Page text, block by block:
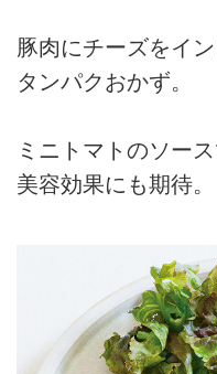
豚肉にチーズをイ
タンパクおかず。
ミニトマトのソー
美容効果にも期待。